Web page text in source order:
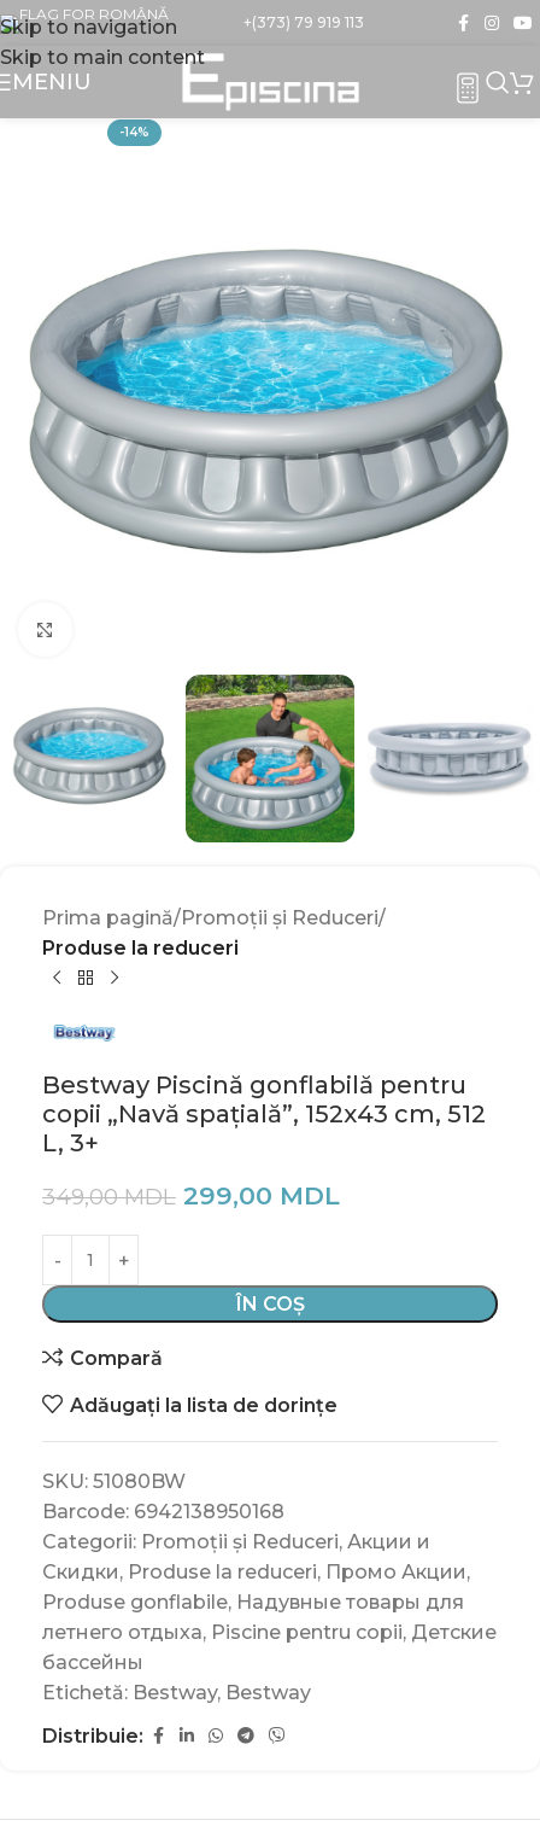
Skip to navigation
Skip to main content
+(373) 79 919 113
MENIU
-14%
Prima pagină Promoții și Reduceri
Produse la reduceri
Bestway Piscină gonflabilă pentru
copii „Navă spațială”, 152х43 cm, 512
L, 3+
349,00MDL 299,00 MDL
ÎN COȘ
Compară
Adăugați la lista de dorințe
SKU: 51080BW
Barcode: 6942138950168
Categorii: Promoții și Reduceri, Акции и
Скидки, Produse la reduceri, Промо Акции,
Produse gonflabile, Надувные товары для
летнего отдыха, Piscine pentru copii, Детские
бассейны
Etichetă: Bestway, Bestway
Distribuie: